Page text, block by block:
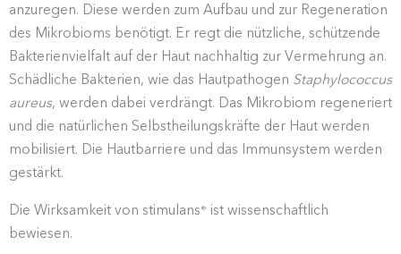
anzuregen. Diese werden zum Aufbau und zur Regene­ration
des Mikro­bioms benötigt. Er regt die nützliche, schüt­zende
Bakte­ri­en­vielfalt auf der Haut nachhaltig zur Vermehrung an.
Schäd­liche Bakterien, wie das Hautpa­thogen Staphy­lo­coccus
aureus, werden dabei verdrängt. Das Mikrobiom regene­riert
und die natür­lichen Selbst­hei­lungs­kräfte der Haut werden
mobili­siert. Die Hautbar­riere und das Immun­system werden
gestärkt.
Die Wirksamkeit von stimulans® ist wissen­schaftlich
bewiesen.